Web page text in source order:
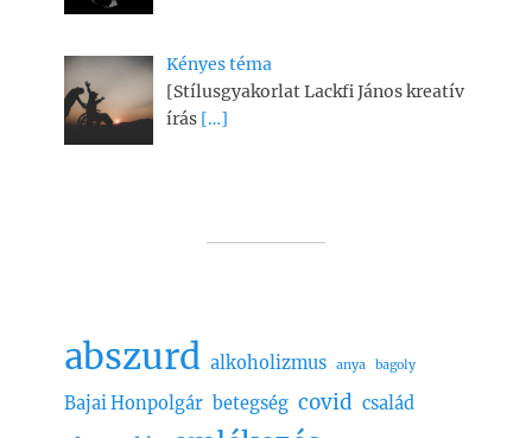
Kényes téma
[Stílusgyakorlat Lackfi János kreatív
írás […]
abszurd alkoholizmus anya bagoly
Bajai Honpolgár betegség covid család